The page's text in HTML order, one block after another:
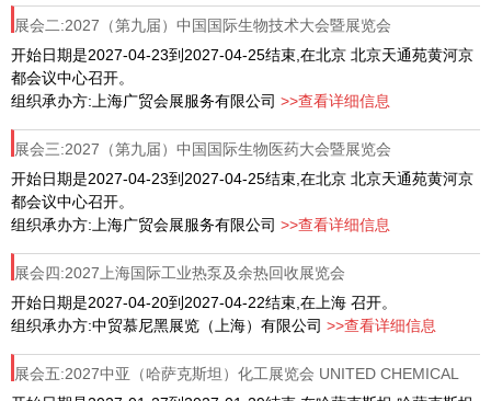
展会二:2027（第九届）中国国际生物技术大会暨展览会
开始日期是2027-04-23到2027-04-25结束,在北京 北京天通苑黄河京
都会议中心召开。
组织承办方:上海广贸会展服务有限公司 >>查看详细信息
展会三:2027（第九届）中国国际生物医药大会暨展览会
开始日期是2027-04-23到2027-04-25结束,在北京 北京天通苑黄河京
都会议中心召开。
组织承办方:上海广贸会展服务有限公司 >>查看详细信息
展会四:2027上海国际工业热泵及余热回收展览会
开始日期是2027-04-20到2027-04-22结束,在上海 召开。
组织承办方:中贸慕尼黑展览（上海）有限公司 >>查看详细信息
展会五:2027中亚（哈萨克斯坦）化工展览会 UNITED CHEMICAL